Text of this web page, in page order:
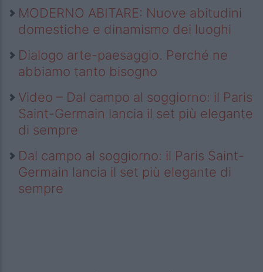
MODERNO ABITARE: Nuove abitudini
domestiche e dinamismo dei luoghi
Dialogo arte-paesaggio. Perché ne
abbiamo tanto bisogno
Video – Dal campo al soggiorno: il Paris
Saint-Germain lancia il set più elegante
di sempre
Dal campo al soggiorno: il Paris Saint-
Germain lancia il set più elegante di
sempre